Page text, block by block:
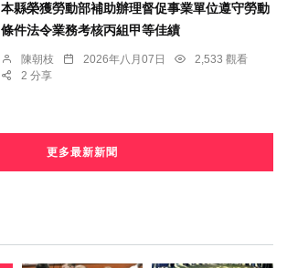
本縣榮獲勞動部補助辦理督促事業單位遵守勞動
條件法令業務考核丙組甲等佳績
陳朝枝 2026年八月07日
2,533 觀看
2 分享
更多最新新聞